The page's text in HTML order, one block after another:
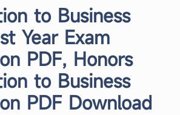
to Business
Year Exam
PDF, Honors
to Business
PDF Download